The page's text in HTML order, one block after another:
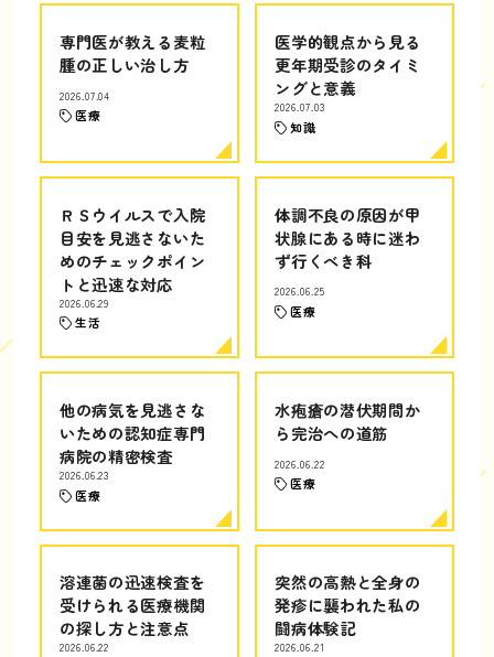
専門医が教える麦粒
腫の正しい治し方
2026.07.04
医療
医学的観点から見る
更年期受診のタイミ
ングと意義
2026.07.03
知識
ＲＳウイルスで入院
目安を見逃さないた
めのチェックポイン
トと迅速な対応
2026.06.29
生活
体調不良の原因が甲
状腺にある時に迷わ
ず行くべき科
2026.06.25
医療
他の病気を見逃さな
いための認知症専門
病院の精密検査
2026.06.23
医療
水疱瘡の潜伏期間か
ら完治への道筋
2026.06.22
医療
溶連菌の迅速検査を
受けられる医療機関
の探し方と注意点
2026.06.22
突然の高熱と全身の
発疹に襲われた私の
闘病体験記
2026.06.21